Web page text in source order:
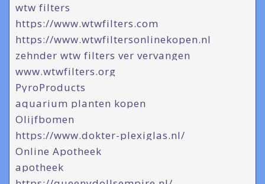
wtw filters
https://www.wtwfilters.com
https://www.wtwfiltersonlinekopen.nl
zehnder wtw filters ver vervangen
www.wtwfilters.org
PyroProducts
aquarium planten kopen
Olijfbomen
https://www.dokter-plexiglas.nl/
Online Apotheek
apotheek